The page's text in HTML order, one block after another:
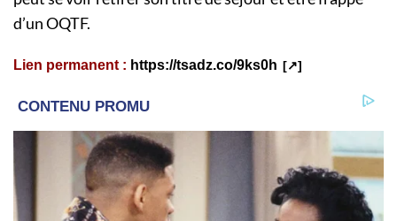
d’un OQTF.
Lien permanent : https://tsadz.co/9ks0h